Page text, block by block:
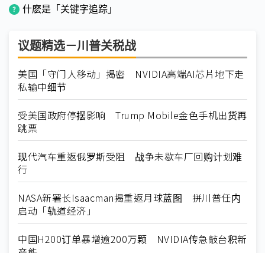
什麽是「关键字追踪」
议题精选－川普关税战
美国「守门人移动」揭密 NVIDIA高端AI芯片地下走
私输中细节
受美国政府停摆影响 Trump Mobile金色手机出货再
跳票
现代汽车重返俄罗斯受阻 战争未歇车厂回购计划难
行
NASA新署长Isaacman揭重返月球蓝图 拼川普任内
启动「轨道经济」
中国H200订单暴增逾200万颗 NVIDIA传急敲台积新